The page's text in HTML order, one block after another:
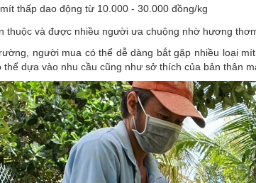
thấp dao động từ 10.000 - 30.000 đồng/kg
thuộc và được nhiều người ưa chuộng nhờ hương
người mua có thể dễ dàng bắt gặp nhiều loại
thể dựa vào nhu cầu cũng như sở thích của bản thân